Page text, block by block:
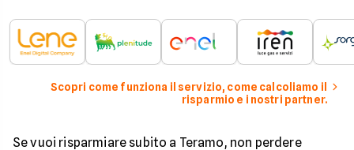
Scopri come funziona il servizio, come calcoliamo il
risparmio e i nostri partner.
Se vuoi risparmiare subito a Teramo, non perdere